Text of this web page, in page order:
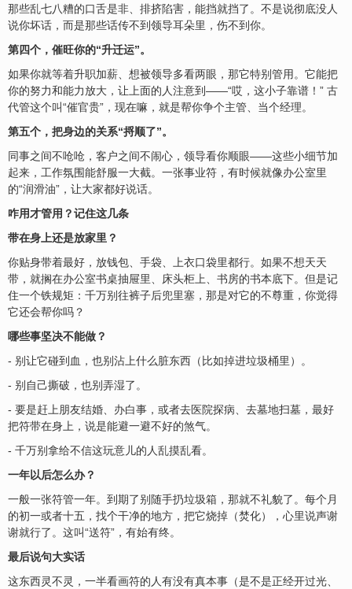
那些乱七八糟的口舌是非、排挤陷害，能挡就挡了。不是说彻底没人
说你坏话，而是那些话传不到领导耳朵里，伤不到你。
第四个，催旺你的“升迁运”。
如果你就等着升职加薪、想被领导多看两眼，那它特别管用。它能把
你的努力和能力放大，让上面的人注意到——“哎，这小子靠谱！” 古
代管这个叫“催官贵”，现在嘛，就是帮你争个主管、当个经理。
第五个，把身边的关系“捋顺了”。
同事之间不呛呛，客户之间不闹心，领导看你顺眼——这些小细节加
起来，工作氛围能舒服一大截。一张事业符，有时候就像办公室里
的“润滑油”，让大家都好说话。
咋用才管用？记住这几条
带在身上还是放家里？
你贴身带着最好，放钱包、手袋、上衣口袋里都行。如果不想天天
带，就搁在办公室书桌抽屉里、床头柜上、书房的书本底下。但是记
住一个铁规矩：千万别往裤子后兜里塞，那是对它的不尊重，你觉得
它还会帮你吗？
哪些事坚决不能做？
- 别让它碰到血，也别沾上什么脏东西（比如掉进垃圾桶里）。
- 别自己撕破，也别弄湿了。
- 要是赶上朋友结婚、办白事，或者去医院探病、去墓地扫墓，最好
把符带在身上，说是能避一避不好的煞气。
- 千万别拿给不信这玩意儿的人乱摸乱看。
一年以后怎么办？
一般一张符管一年。到期了别随手扔垃圾箱，那就不礼貌了。每个月
的初一或者十五，找个干净的地方，把它烧掉（焚化），心里说声谢
谢就行了。这叫“送符”，有始有终。
最后说句大实话
这东西灵不灵，一半看画符的人有没有真本事（是不是正经开过光、